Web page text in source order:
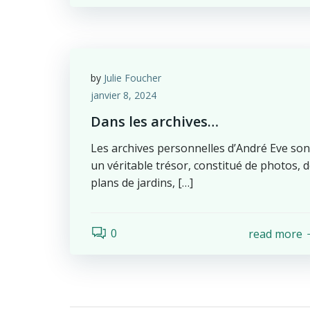
by Julie Foucher
janvier 8, 2024
Dans les archives…
Les archives personnelles d’André Eve
un véritable trésor, constitué de photos,
plans de jardins, […]
0 read more